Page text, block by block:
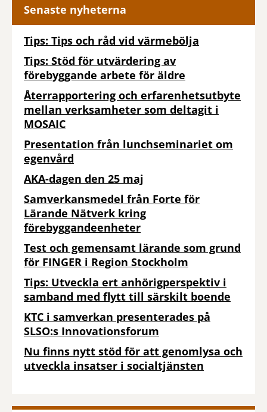
Senaste nyheterna
Tips: Tips och råd vid värmebölja
Tips: Stöd för utvärdering av
förebyggande arbete för äldre
Återrapportering och erfarenhetsutbyte
mellan verksamheter som deltagit i
MOSAIC
Presentation från lunchseminariet om
egenvård
AKA-dagen den 25 maj
Samverkansmedel från Forte för
Lärande Nätverk kring
förebyggandeenheter
Test och gemensamt lärande som grund
för FINGER i Region Stockholm
Tips: Utveckla ert anhörigperspektiv i
samband med flytt till särskilt boende
KTC i samverkan presenterades på
SLSO:s Innovationsforum
Nu finns nytt stöd för att genomlysa och
utveckla insatser i socialtjänsten